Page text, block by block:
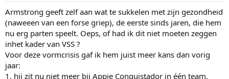
Armstrong geeft zelf aan wat te sukkelen met zijn gezondheid
(naweeen van een forse griep), de eerste sinds jaren, die hem
nu erg parten speelt. Oeps, of had ik dit niet moeten zeggen
inhet kader van VSS ?
Voor deze vormcrisis gaf ik hem juist meer kans dan vorig
jaar:
1. hij zit nu niet meer bij Appie Conquistador in één team.